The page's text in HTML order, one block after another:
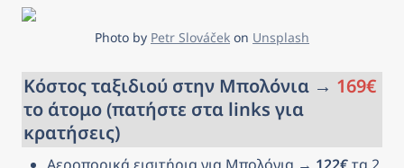
Photo by Petr Slováček on Unsplash
Κόστος ταξιδιού στην Μπολόνια → 169€
το άτομο (πατήστε στα links για
κρατήσεις)